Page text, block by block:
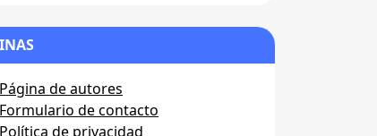
Página de autores
Formulario de contacto
Política de privacidad